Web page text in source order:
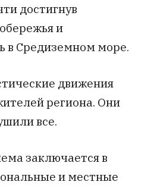
достигнув
и
в Средиземном море.
движения
региона. Они
все.
заключается в
и местные